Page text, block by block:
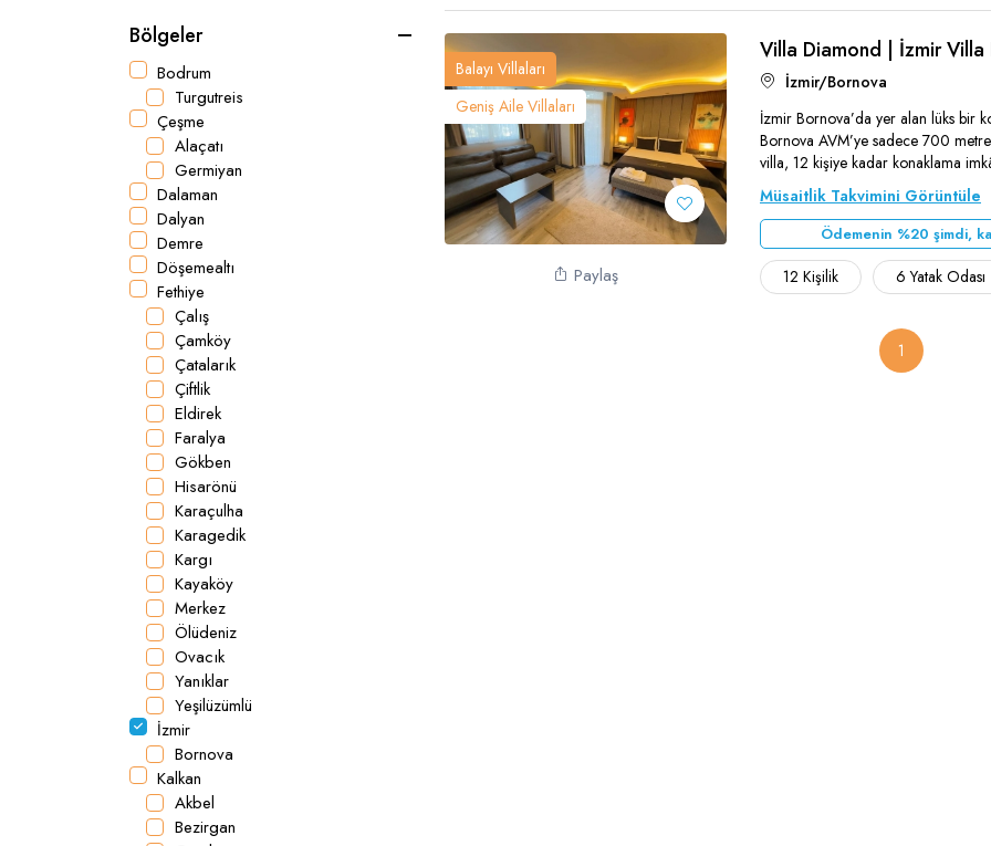
Bölgeler
Bodrum
Turgutreis
Çeşme
Alaçatı
Germiyan
Dalaman
Dalyan
Demre
Döşemealtı
Fethiye
Çalış
Çamköy
Çatalarık
Çiftlik
Eldirek
Faralya
Gökben
Hisarönü
Karaçulha
Karagedik
Kargı
Kayaköy
Merkez
Ölüdeniz
Ovacık
Yanıklar
Yeşilüzümlü
İzmir
Bornova
Kalkan
Akbel
Bezirgan
Balayı Villaları
Geniş Aile Villaları
Paylaş
Teşekkür Ederiz
Villa Diamond | İzmir Villa
İzmir/Bornova
İzmir Bornova’da yer alan lüks bir
Bornova AVM’ye sadece 700
villa, 12 kişiye kadar konaklama
Müsaitlik Takvimini Görüntüle
Ödemenin %20 şimdi,
12 Kişilik 6 Yatak Odası
1